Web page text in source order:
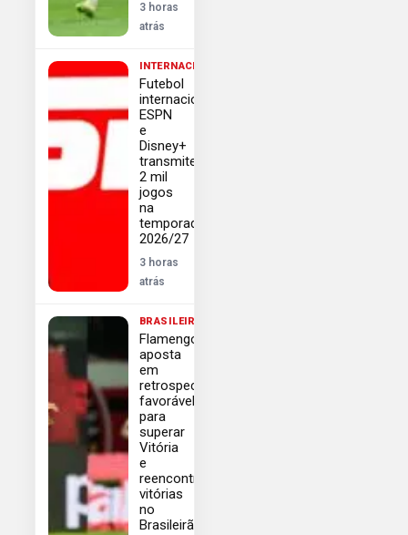
3 horas
atrás
INTERNACIONAL
Futebol
internacional:
ESPN
e
Disney+
transmitem
2 mil
jogos
na
temporada
2026/27
3 horas
atrás
BRASILEIRÃO
Flamengo
aposta
em
retrospecto
favorável
para
superar
Vitória
e
reencontrar
vitórias
no
Brasileirão